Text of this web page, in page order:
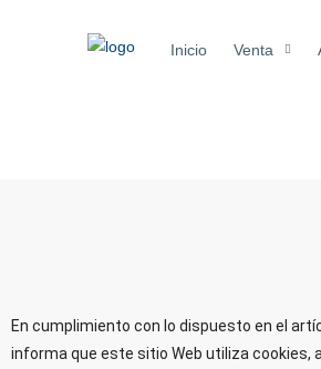
Inicio Venta
En cumplimiento con lo dispuesto en el
informa que este sitio Web utiliza cookies,